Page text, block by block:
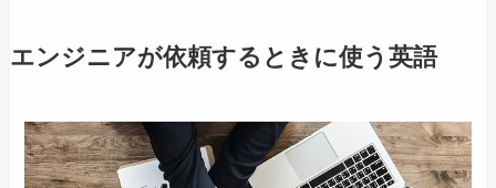
エンジニアが依頼するときに使う英語